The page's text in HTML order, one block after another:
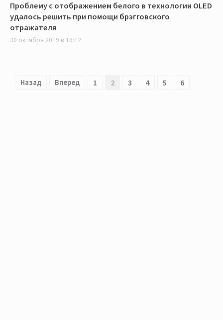
Проблему с отображением белого в технологии OLED
удалось решить при помощи брэгговского
отражателя
30 октября 2019 в 16:12
Назад Вперед 1 2 3 4 5 6